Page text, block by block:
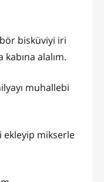
bisküviyi iri
kabına alalım.
muhallebi
ekleyip mikserle